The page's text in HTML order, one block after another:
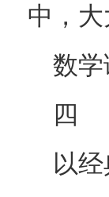
中，
数
四
以